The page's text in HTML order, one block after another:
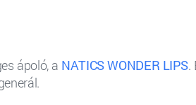
ápoló, a NATICS WONDER LIPS.